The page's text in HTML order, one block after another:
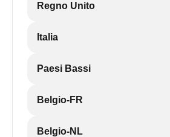
Regno Unito
Italia
Paesi Bassi
Belgio-FR
Belgio-NL